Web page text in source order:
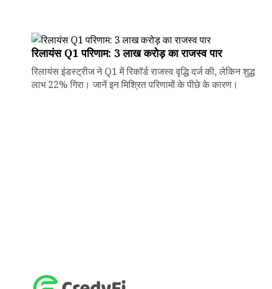
रिलायंस Q1 परिणाम: ₹3 लाख करोड़ का राजस्व पार
रिलायंस इंडस्ट्रीज ने Q1 में रिकॉर्ड राजस्व वृद्धि दर्ज की, लेकिन शुद्ध
लाभ 22% गिरा। जानें इन मिश्रित परिणामों के पीछे के कारण।